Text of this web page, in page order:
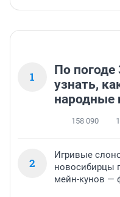
1
По
узнать,
народные
158 090
2
Игривые
новосибирцы
мейн-кунов —